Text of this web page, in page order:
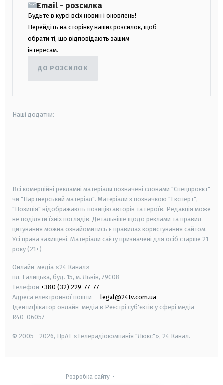
Email - розсилка
Будьте в курсі всіх новин і оновлень!
Перейдіть на сторінку наших розсилок, щоб
обрати ті, що відповідають вашим
інтересам.
ДО РОЗСИЛОК
Наші додатки:
Всі комерційні рекламні матеріали позначені словами "Спецпроєкт"
чи "Партнерський матеріал". Матеріали з позначкою "Експерт",
"Позиція" відображають позицію авторів та героїв. Редакція може
не поділяти їхніх поглядів. Детальніше щодо реклами та правил
цитування можна ознайомитись в правилах користування сайтом.
Усі права захищені. Матеріали сайту призначені для осіб старше 21
року (21+)
Онлайн-медіа «24 Канал»
пл. Галицька, буд. 15, м. Львів, 79008
Телефон +380 (32) 229-77-77
Адреса електронної пошти — legal@24tv.com.ua
Ідентифікатор онлайн-медіа в Реєстрі суб'єктів у сфері медіа —
R40-06057
© 2005—2026, ПрАТ «Телерадіокомпанія "Люкс"», 24 Канал.
Розробка сайту-